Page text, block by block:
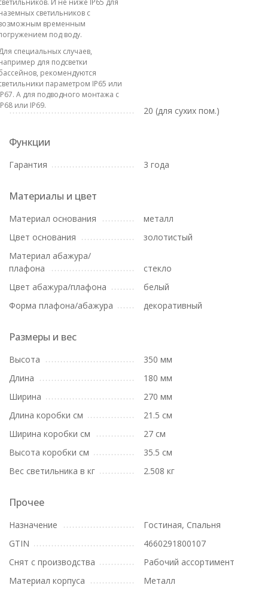
И не ниже IP65 для
светильников с
временным
под воду.
специальных случаев,
для подсветки
рекомендуются
параметром IP65 или
А для подводного монтажа с
или IP69.
20 (для сухих пом.)
Функции
Гарантия 3 года
Материалы и цвет
Материал основания
металл
Цвет основания
золотистый
Материал абажура/
плафона
стекло
Цвет абажура/плафона
белый
Форма плафона/абажура
декоративный
Размеры и вес
Высота
350 мм
Длина
180 мм
Ширина
270 мм
Длина коробки см
21.5 см
Ширина коробки см
27 см
Высота коробки см
35.5 см
Вес светильника в кг
2.508 кг
Прочее
Назначение
Гостиная, Спальня
GTIN
4660291800107
Снят с производства
Рабочий ассортимент
Материал корпуса
Металл